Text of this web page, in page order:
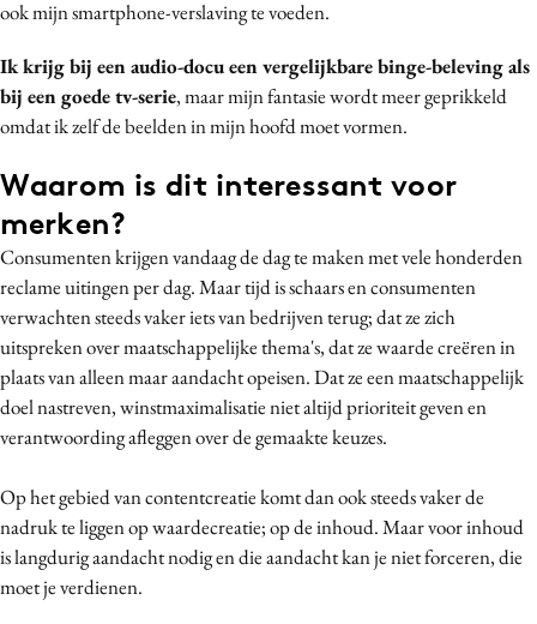
ook mijn smartphone-verslaving te voeden.
Ik krijg bij een audio-docu een vergelijkbare binge-beleving als
bij een goede tv-serie, maar mijn fantasie wordt meer geprikkeld
omdat ik zelf de beelden in mijn hoofd moet vormen.
Waarom is dit interessant voor
merken?
Consumenten krijgen vandaag de dag te maken met vele honderden
reclame uitingen per dag. Maar tijd is schaars en consumenten
verwachten steeds vaker iets van bedrijven terug; dat ze zich
uitspreken over maatschappelijke thema's, dat ze waarde creëren in
plaats van alleen maar aandacht opeisen. Dat ze een maatschappelijk
doel nastreven, winstmaximalisatie niet altijd prioriteit geven en
verantwoording afleggen over de gemaakte keuzes.
Op het gebied van contentcreatie komt dan ook steeds vaker de
nadruk te liggen op waardecreatie; op de inhoud. Maar voor inhoud
is langdurig aandacht nodig en die aandacht kan je niet forceren, die
moet je verdienen.